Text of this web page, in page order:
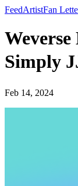
FeedArtistFan
Simply
Feb 14, 2024